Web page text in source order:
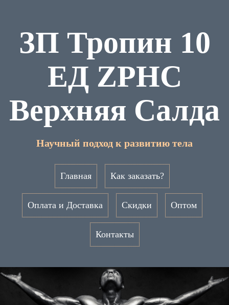
ЗП Тропин 10
ЕД ZPHC
Верхняя Салда
Научный подход к развитию тела
Главная Как заказать?
Оплата и Доставка Скидки Оптом
Контакты